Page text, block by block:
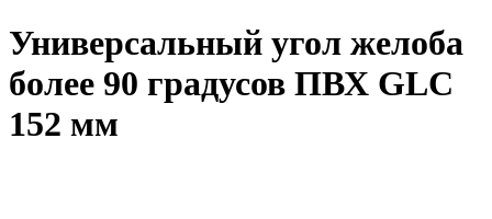
Универсальный угол желоба
более 90 градусов ПВХ GLC
152 мм